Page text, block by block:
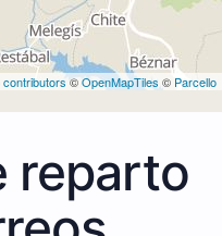
©OpenMapTiles © Parcello
reparto